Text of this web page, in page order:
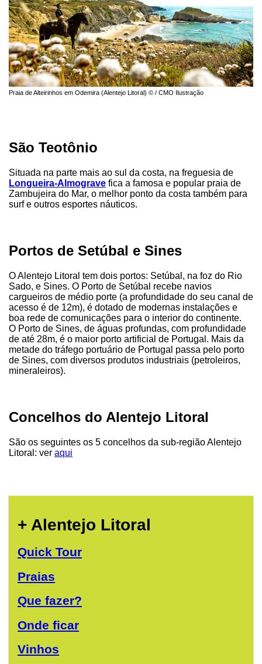
Praia de Alteirinhos em Odemira (Alentejo Litoral) © / CMO Ilustração
São Teotônio
Situada na parte mais ao sul da costa, na freguesia de
Longueira-Almograve fica a famosa e popular praia de
Zambujeira do Mar, o melhor ponto da costa também para
surf e outros esportes náuticos.
Portos de Setúbal e Sines
O Alentejo Litoral tem dois portos: Setúbal, na foz do Rio
Sado, e Sines. O Porto de Setúbal recebe navios
cargueiros de médio porte (a profundidade do seu canal de
acesso é de 12m), é dotado de modernas instalações e
boa rede de comunicações para o interior do continente.
O Porto de Sines, de águas profundas, com profundidade
de até 28m, é o maior porto artificial de Portugal. Mais da
metade do tráfego portuário de Portugal passa pelo porto
de Sines, com diversos produtos industriais (petroleiros,
mineraleiros).
Concelhos do Alentejo Litoral
São os seguintes os 5 concelhos da sub-região Alentejo
Litoral: ver aqui
+ Alentejo Litoral
Quick Tour
Praias
Que fazer?
Onde ficar
Vinhos